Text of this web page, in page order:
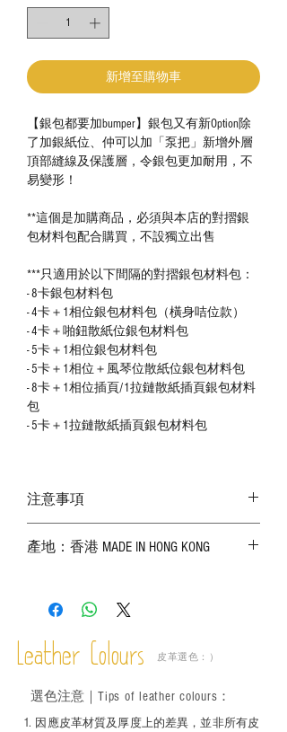
新增至購物車
【銀包都要加bumper】銀包又有新Option除
了加銀紙位、仲可以加「泵把」新增外層
頂部縫線及保護層，令銀包更加耐用，不
易變形！
**這個是加購商品，必須與本店的對摺銀
包材料包配合購買，不設獨立出售
***只適用於以下間隔的對摺銀包材料包：
- 8卡銀包材料包
- 4卡＋1相位銀包材料包（橫身咭位款）
- 4卡＋啪鈕散紙位銀包材料包
- 5卡＋1相位銀包材料包
- 5卡＋1相位＋風琴位散紙位銀包材料包
- 8卡＋1相位插頁/1拉鏈散紙插頁銀包材料
包
- 5卡＋1拉鏈散紙插頁銀包材料包
注意事項
實物為準；
－ 植鞣皮革容易受環境、使用程度等產生
成後定期在皮面塗上皮革專用清潔劑及貂
鼠油等；
適合六歲以下兒童使用；六至十二歲兒童
必須由成年人陪同下使用並應小心處理。
產地：香港 MADE IN HONG KONG
Leather Colours 皮革選色：）
1. ​ 因應皮革材質及厚度上的差異，並非所有皮
選色注意｜ Tips of leather colours ：